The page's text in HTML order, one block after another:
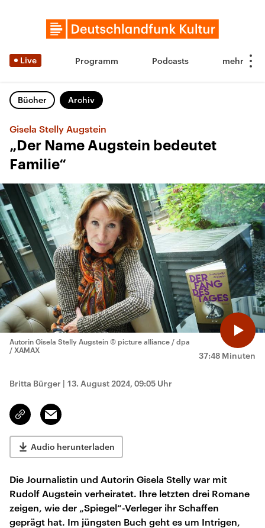
Live Programm Podcasts
Bücher Archiv
Gisela Stelly Augstein
„Der Name Augstein bedeutet
Familie“
37:48 Minuten
Autorin Gisela Stelly Augstein © picture alliance / dpa
/ XAMAX
Britta Bürger | 13. August 2024, 09:05 Uhr
Link
kopieren/teilen
Email
Audio herunterladen
Die Journalistin und Autorin Gisela Stelly war mit
Rudolf Augstein verheiratet. Ihre letzten drei Romane
zeigen, wie der „Spiegel“-Verleger ihr Schaffen
geprägt hat. Im jüngsten Buch geht es um Intrigen,